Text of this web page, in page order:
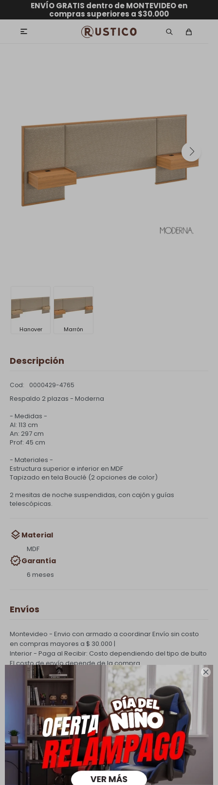

ENVÍOS A TODO EL PAÍS
GARANTÍA DE DEVOLUCIÓN
hasta 12 CUOTAS sin RECARGO
ENVÍO GRATIS dentro de MONTEVIDEO en
compras superiores a $30.000

Hanover Marrón
Descripción
0000429-4765
Respaldo 2 plazas - Moderna
- Medidas -
Al: 113 cm
An: 297 cm
Prof: 45 cm
- Materiales -
Estructura superior e inferior en MDF
Tapizado en tela Bouclé (2 opciones de color)
2 mesitas de noche suspendidas, con cajón y guías
telescópicas.
Material
MDF
Garantía
6 meses
Envíos
Montevideo - Envio con armado a coordinarEnvío sin costo
en compras mayores a $ 30.000 |
Interior - Paga al Recibir: Costo dependiendo del tipo de bulto
El costo de envío depende de la compra.
PQuick Envío Coordinado
Envío sin costo en compras
mayores a $ 30.000 |
Cambios y Devoluciones
Todas las compras realizadas tienen un plazo de 5 días para
su cambio.
Ver mas
Medios de pago